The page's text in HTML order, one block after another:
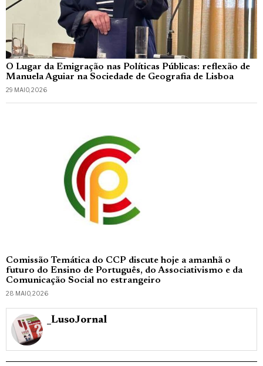
O Lugar da Emigração nas Políticas Públicas: reflexão de
Manuela Aguiar na Sociedade de Geografia de Lisboa
29 MAIO, 2026
Comissão Temática do CCP discute hoje a amanhã o
futuro do Ensino de Português, do Associativismo e da
Comunicação Social no estrangeiro
28 MAIO, 2026
_LusoJornal